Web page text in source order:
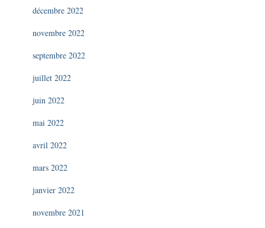
décembre 2022
novembre 2022
septembre 2022
juillet 2022
juin 2022
mai 2022
avril 2022
mars 2022
janvier 2022
novembre 2021